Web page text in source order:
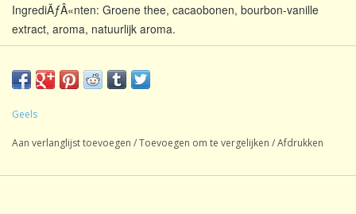
IngrediÃƒÂ«nten: Groene thee, cacaobonen, bourbon-vanille
extract, aroma, natuurlijk aroma.
Soort thee:
Inhoud:
Oorsprong:
Mengsel
Geels
Aan verlanglijst toevoegen /Toevoegen om te vergelijken /Afdrukken